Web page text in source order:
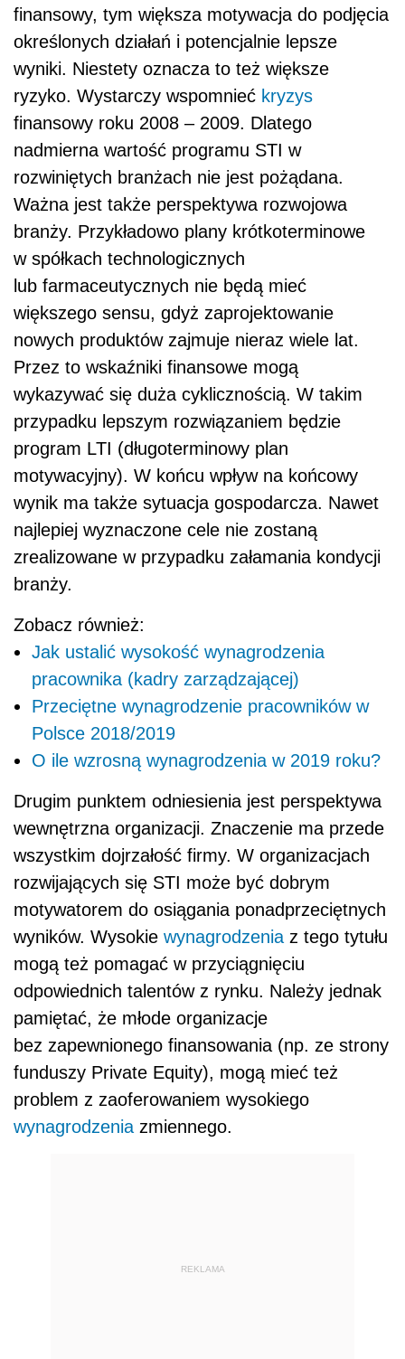
finansowy, tym większa motywacja do podjęcia
określonych działań i potencjalnie lepsze
wyniki. Niestety oznacza to też większe
ryzyko. Wystarczy wspomnieć kryzys
finansowy roku 2008 – 2009. Dlatego
nadmierna wartość programu STI w
rozwiniętych branżach nie jest pożądana.
Ważna jest także perspektywa rozwojowa
branży. Przykładowo plany krótkoterminowe
w spółkach technologicznych
lub farmaceutycznych nie będą mieć
większego sensu, gdyż zaprojektowanie
nowych produktów zajmuje nieraz wiele lat.
Przez to wskaźniki finansowe mogą
wykazywać się duża cyklicznością. W takim
przypadku lepszym rozwiązaniem będzie
program LTI (długoterminowy plan
motywacyjny). W końcu wpływ na końcowy
wynik ma także sytuacja gospodarcza. Nawet
najlepiej wyznaczone cele nie zostaną
zrealizowane w przypadku załamania kondycji
branży.
Zobacz również:
Jak ustalić wysokość wynagrodzenia
pracownika (kadry zarządzającej)
Przeciętne wynagrodzenie pracowników w
Polsce 2018/2019
O ile wzrosną wynagrodzenia w 2019 roku?
Drugim punktem odniesienia jest perspektywa
wewnętrzna organizacji. Znaczenie ma przede
wszystkim dojrzałość firmy. W organizacjach
rozwijających się STI może być dobrym
motywatorem do osiągania ponadprzeciętnych
wyników. Wysokie wynagrodzeniaz tego tytułu
mogą też pomagać w przyciągnięciu
odpowiednich talentów z rynku. Należy jednak
pamiętać, że młode organizacje
bez zapewnionego finansowania (np. ze strony
funduszy Private Equity), mogą mieć też
problem z zaoferowaniem wysokiego
wynagrodzeniazmiennego.
REKLAMA